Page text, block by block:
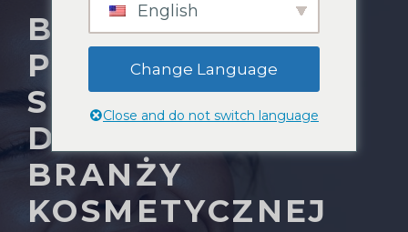
BADANIA RYNKU
PIELĘGNACJI
SKÓRY |
DORADZTWO W
BRANŻY
KOSMETYCZNEJ
English
Change Language
Close and do not switch language